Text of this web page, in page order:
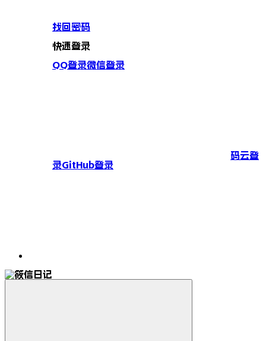
找回密码
快速登录
QQ登录微信登录
码云登
录GitHub登录